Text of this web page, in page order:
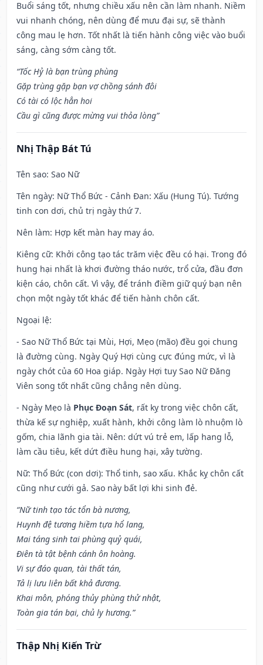
Buổi sáng tốt, nhưng chiều xấu nên cần làm nhanh. Niềm
vui nhanh chóng, nên dùng để mưu đại sự, sẽ thành
công mau lẹ hơn. Tốt nhất là tiến hành công việc vào buổi
sáng, càng sớm càng tốt.
“Tốc Hỷ là bạn trùng phùng
Gặp trùng gặp bạn vợ chồng sánh đôi
Có tài có lộc hẳn hoi
Cầu gì cũng được mừng vui thỏa lòng”
Nhị Thập Bát Tú
Tên sao: Sao Nữ
Tên ngày: Nữ Thổ Bức - Cảnh Đan: Xấu (Hung Tú). Tướng
tinh con dơi, chủ trị ngày thứ 7.
Nên làm: Hợp kết màn hay may áo.
Kiêng cữ: Khởi công tạo tác trăm việc đều có hại. Trong đó
hung hại nhất là khơi đường tháo nước, trổ cửa, đầu đơn
kiện cáo, chôn cất. Vì vậy, để tránh điềm giữ quý bạn nên
chọn một ngày tốt khác để tiến hành chôn cất.
Ngoại lệ:
- Sao Nữ Thổ Bức tại Mùi, Hợi, Mẹo (mão) đều gọi chung
là đường cùng. Ngày Quý Hợi cùng cực đúng mức, vì là
ngày chót của 60 Hoa giáp. Ngày Hợi tuy Sao Nữ Đăng
Viên song tốt nhất cũng chẳng nên dùng.
- Ngày Mẹo là Phục Đoạn Sát, rất kỵ trong việc chôn cất,
thừa kế sự nghiệp, xuất hành, khởi công làm lò nhuộm lò
gốm, chia lãnh gia tài. Nên: dứt vú trẻ em, lấp hang lỗ,
làm cầu tiêu, kết dứt điều hung hại, xây tường.
Nữ: Thổ Bức (con dơi): Thổ tinh, sao xấu. Khắc kỵ chôn cất
cũng như cưới gả. Sao này bất lợi khi sinh đẻ.
“Nữ tinh tạo tác tổn bà nương,
Huynh đệ tương hiềm tựa hổ lang,
Mai táng sinh tai phùng quỷ quái,
Điên tà tật bệnh cánh ôn hoàng.
Vi sự đáo quan, tài thất tán,
Tả lị lưu liên bất khả đương.
Khai môn, phóng thủy phùng thử nhật,
Toàn gia tán bại, chủ ly hương.”
Thập Nhị Kiến Trừ